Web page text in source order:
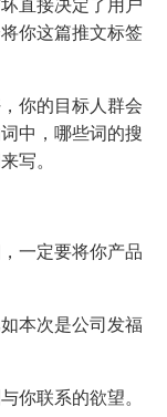
直接决定了用户
你这篇推文标签
你的目标人群会
中，哪些词的搜
写。
一定要将你产品
本次是公司发福
联系的欲望。